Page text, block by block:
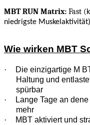
MBT RUN Matrix: Fast (
niedrigste Muskelaktivität)
Wie wirken MBT
·
Die einzigartige M
Haltung und
spürbar
·
Lange Tage an
mehr
·
MBT aktiviert und